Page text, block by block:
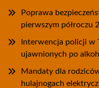
Poprawa
pierwszym półroczu
Interwencja policji w
ujawnionych po
Mandaty dla
hulajnogach